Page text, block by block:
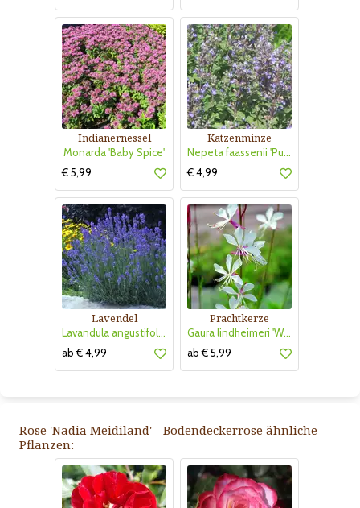
Indianernessel
Monarda 'Baby Spice'
€ 5,99
Katzenminze
Nepeta faassenii 'Purrsian Blue'
€ 4,99
Lavendel
Lavandula angustifolia 'Munstead'
ab € 4,99
Prachtkerze
Gaura lindheimeri 'Whirling Butterflies'
ab € 5,99
Rose 'Nadia Meidiland' - Bodendeckerrose ähnliche
Pflanzen: